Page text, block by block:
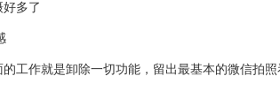
多了
工作就是卸除一切功能，留出最基本的微信拍